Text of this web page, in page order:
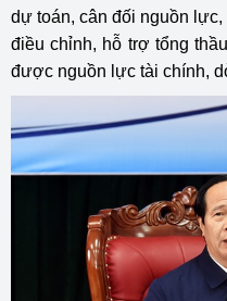
dự toán, cân đối nguồn
điều chỉnh, hỗ trợ tổng
được nguồn lực tài chính,